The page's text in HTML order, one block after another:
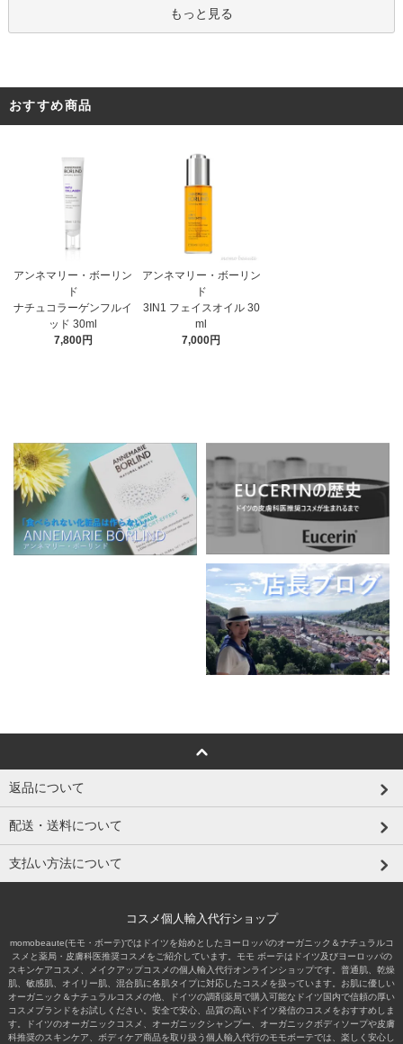
もっと見る
おすすめ商品
アンネマリー・ボーリン
ド
ナチュコラーゲンフルイ
ッド 30ml
7,800円
アンネマリー・ボーリン
ド
3IN1 フェイスオイル 30
ml
7,000円
返品について
配送・送料について
支払い方法について
コスメ個人輸入代行ショップ
momobeaute(モモ・ボーテ)ではドイツを始めとしたヨーロッパのオーガニック＆ナチュラルコ
スメと薬局・皮膚科医推奨コスメをご紹介しています。モモ ボーテはドイツ及びヨーロッパの
スキンケアコスメ、メイクアップコスメの個人輸入代行オンラインショップです。普通肌、乾燥
肌、敏感肌、オイリー肌、混合肌に各肌タイプに対応したコスメを扱っています。お肌に優しい
オーガニック＆ナチュラルコスメの他、ドイツの調剤薬局で購入可能なドイツ国内で信頼の厚い
コスメブランドをお試しください。安全で安心、品質の高いドイツ発信のコスメをおすすめしま
す。ドイツのオーガニックコスメ、オーガニックシャンプー、オーガニックボディソープや皮膚
科推奨のスキンケア、ボディケア商品を取り扱う個人輸入代行のモモボーテでは、楽しく安心し